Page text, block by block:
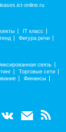
online.ru
IT класс
Фигура речи
связь
Торговые сети
Финансы